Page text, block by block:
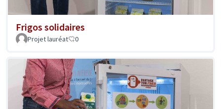
Frigos solidaires
Projet lauréat 0